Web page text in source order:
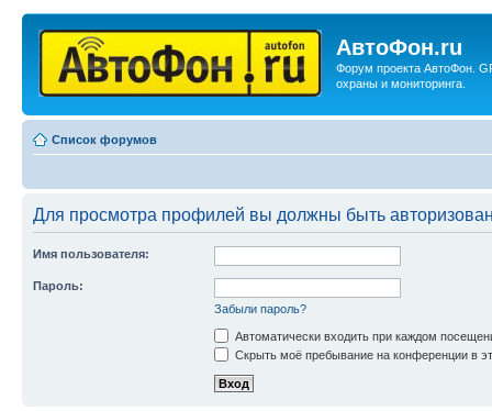
АвтоФон.ru
Форум проекта АвтоФон.
охраны и мониторинга.
Список форумов
Для просмотра профилей вы должны быть
Имя пользователя:
Пароль:
Забыли пароль?
Автоматически входить при каждом
Скрыть моё пребывание на конференции в